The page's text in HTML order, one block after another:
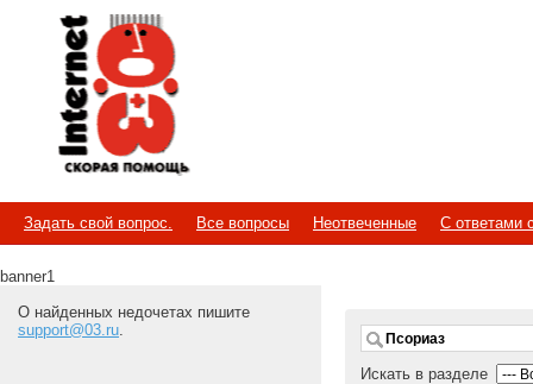
Internet
Скорая помощь
Задать свой вопрос. Все вопросы Неотвеченные С ответами
banner1
О найденных недочетах пишите
support@03.ru.
Искать в разделе